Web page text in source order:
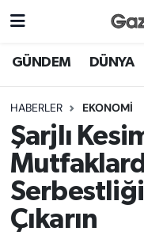
GÜNDEM DÜNYA
HABERLER EKONOMİ
Şarjlı
Çıkarın
DÜNYA
EKONOMİ
EMEK
YENİ MEDYADA
GAZETECİLİĞİNİ
Nöbetçi
Hava Durumu
İstanbul
Trafik Durumu
Süper Lig Puan